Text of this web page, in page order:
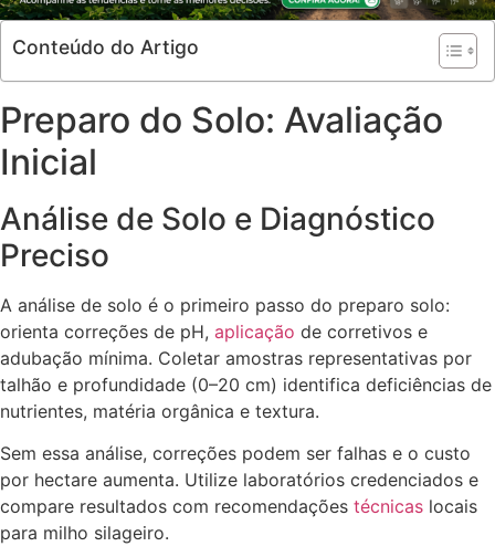
Conteúdo do Artigo
Preparo do Solo: Avaliação
Inicial
Análise de Solo e Diagnóstico
Preciso
A análise de solo é o primeiro passo do preparo solo:
orienta correções de pH, aplicação de corretivos e
adubação mínima. Coletar amostras representativas por
talhão e profundidade (0–20 cm) identifica deficiências de
nutrientes, matéria orgânica e textura.
Sem essa análise, correções podem ser falhas e o custo
por hectare aumenta. Utilize laboratórios credenciados e
compare resultados com recomendações técnicas locais
para milho silageiro.